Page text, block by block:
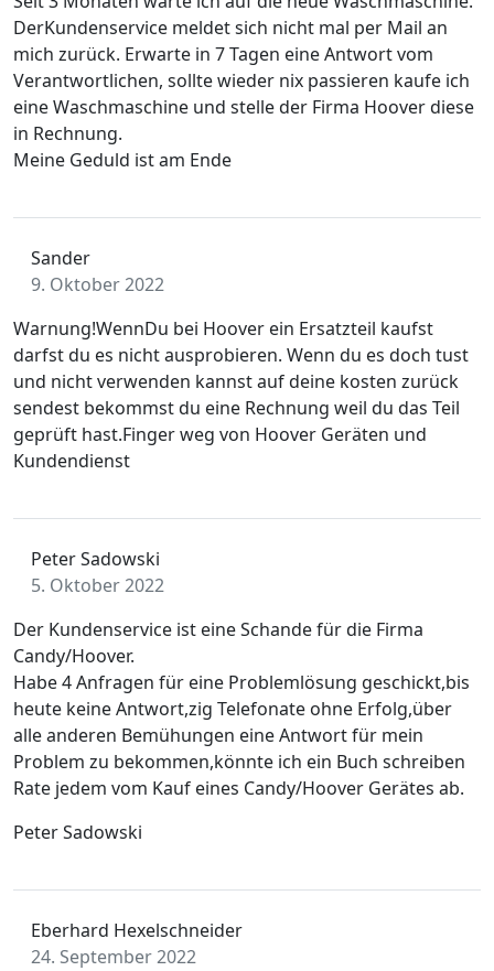
DerKundenservice meldet sich nicht mal per Mail an
mich zurück. Erwarte in 7 Tagen eine Antwort vom
Verantwortlichen, sollte wieder nix passieren kaufe ich
eine Waschmaschine und stelle der Firma Hoover diese
in Rechnung.
Meine Geduld ist am Ende
Sander
9. Oktober 2022
Warnung!WennDu bei Hoover ein Ersatzteil kaufst
darfst du es nicht ausprobieren. Wenn du es doch tust
und nicht verwenden kannst auf deine kosten zurück
sendest bekommst du eine Rechnung weil du das Teil
geprüft hast.Finger weg von Hoover Geräten und
Kundendienst
Peter Sadowski
5. Oktober 2022
Der Kundenservice ist eine Schande für die Firma
Candy/Hoover.
Habe 4 Anfragen für eine Problemlösung geschickt,bis
heute keine Antwort,zig Telefonate ohne Erfolg,über
alle anderen Bemühungen eine Antwort für mein
Problem zu bekommen,könnte ich ein Buch schreiben
Rate jedem vom Kauf eines Candy/Hoover Gerätes ab.
Peter Sadowski
Eberhard Hexelschneider
24. September 2022